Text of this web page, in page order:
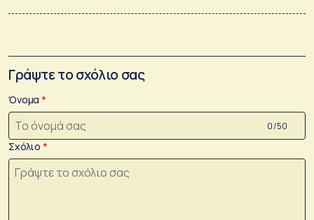
Γράψτε το σχόλιο σας
Όνομα
0 /50
Σχόλιο